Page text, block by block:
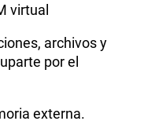
virtual
archivos y
por el
externa.